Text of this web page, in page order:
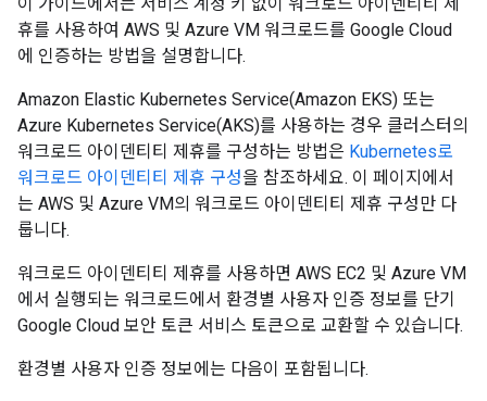
휴를 사용하여 AWS 및 Azure VM 워크로드를 Google Cloud
에 인증하는 방법을 설명합니다.
Amazon Elastic Kubernetes Service(Amazon EKS) 또는
Azure Kubernetes Service(AKS)를 사용하는 경우 클러스터의
워크로드 아이덴티티 제휴를 구성하는 방법은 Kubernetes로
워크로드 아이덴티티 제휴 구성을 참조하세요. 이 페이지에서
는 AWS 및 Azure VM의 워크로드 아이덴티티 제휴 구성만 다
룹니다.
워크로드 아이덴티티 제휴를 사용하면 AWS EC2 및 Azure VM
에서 실행되는 워크로드에서 환경별 사용자 인증 정보를 단기
Google Cloud 보안 토큰 서비스 토큰으로 교환할 수 있습니다.
환경별 사용자 인증 정보에는 다음이 포함됩니다.